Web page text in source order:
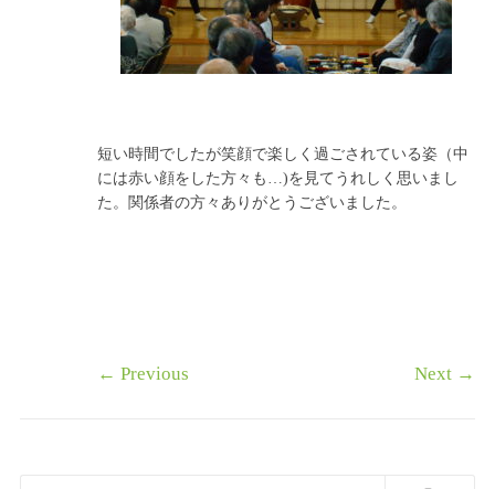
短い時間でしたが笑顔で楽しく過ごされている姿（中
には赤い顔をした方々も…)を見てうれしく思いまし
た。関係者の方々ありがとうございました。
← Previous Next →